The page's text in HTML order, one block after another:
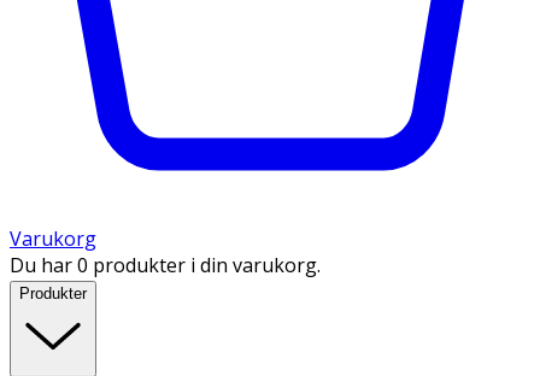
Varukorg
Du har 0 produkter i din varukorg.
Produkter